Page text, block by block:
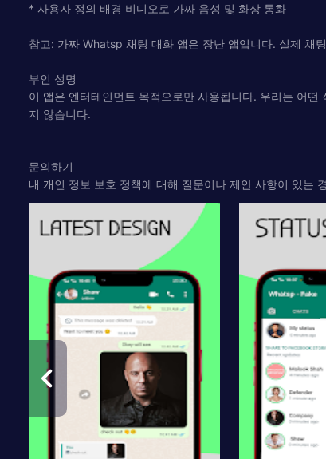
* 사용자 정의 배경 비디오로 가짜 음성 및 화상 통화
참고: 가짜 Whatsp 채팅 대화 앱은 장난 앱입니다. 실제 채
부인 성명
이 앱은 엔터테인먼트 목적으로만 사용됩니다. 우리는 어
지 않습니다.
문의하기
내 개인 정보 보호 정책에 대해 질문이나 제안 사항이 있는